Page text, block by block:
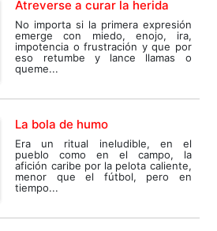
Atreverse a curar la herida
No importa si la primera expresión
emerge con miedo, enojo, ira,
impotencia o frustración y que por
eso retumbe y lance llamas o
queme...
La bola de humo
Era un ritual ineludible, en el
pueblo como en el campo, la
afición caribe por la pelota caliente,
menor que el fútbol, pero en
tiempo...